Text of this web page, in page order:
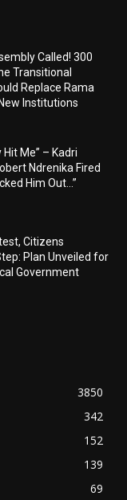
Called! 300
Transitional
Replace Rama
Institutions
Me” – Kadri
Ndrenika Fired
Him Out…”
Citizens
Plan Unveiled for
Government
3850
342
152
139
69